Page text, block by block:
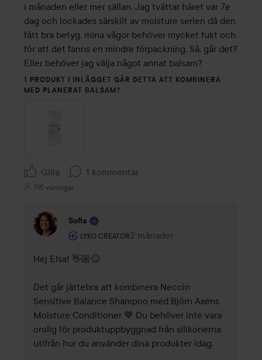
i månaden eller mer sällan. Jag tvättar håret var 7e
dag och lockades särskilt av moisture serien då den
fått bra betyg, mina vågor behöver mycket fukt och
för att det fanns en mindre förpackning. Så, går det?
Eller behöver jag välja något annat balsam?
1 PRODUKT I INLÄGGET GÅR DETTA ATT KOMBINERA
MED PLANERAT BALSAM?
Gilla 1 kommentar
715 visningar
Sofia
LYKO CREATOR
Användarens roll: Lyko Creator.
2 månader
Kommentaren lades 2 månader
Hej Elsa! 👋🏼😊
Det går jättebra att kombinera Neccin
Sensitive Balance Shampoo med Björn Axéns
Moisture Conditioner 💙 Du behöver inte vara
orolig för produktuppbyggnad från silikonerna
utifrån hur du använder dina produkter idag.